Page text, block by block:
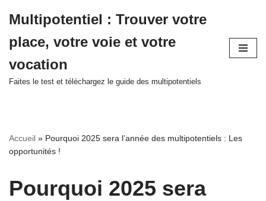
au
contenu
Multipotentiel : Trouver votre
place, votre voie et votre
vocation
Faites le test et téléchargez le guide des multipotentiels
Accueil » Pourquoi 2025 sera l’année des multipotentiels : Les
opportunités !
Pourquoi 2025 sera